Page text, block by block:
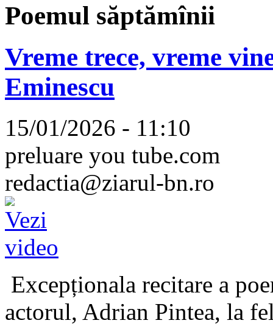
Poemul săptămînii
Vreme trece, vreme
Eminescu
15/01/2026 - 11:10
preluare you tube.com
redactia@ziarul-bn.ro
Excepționala recitare a
actorul, Adrian Pintea, la